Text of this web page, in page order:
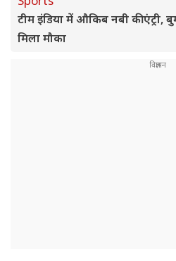
टीम इंडिया में औकिब नबी की एंट्री,
मिला मौका